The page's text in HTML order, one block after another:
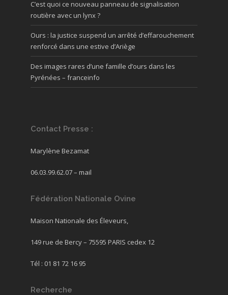
C’est quoi ce nouveau panneau de signalisation
routière avec un lynx ?
Ours : la justice suspend un arrêté d’effarouchement
renforcé dans une estive d’Ariège
Des images rares d’une famille d’ours dans les
Pyrénées – franceinfo
Contact Presse :
Marylène Bezamat
06.03.99.62.07 – mail
Fédération Nationale Ovine
Maison Nationale des Éleveurs,
149 rue de Bercy – 75595 PARIS cedex 12
Tél : 01 81 72 16 95
Recherche